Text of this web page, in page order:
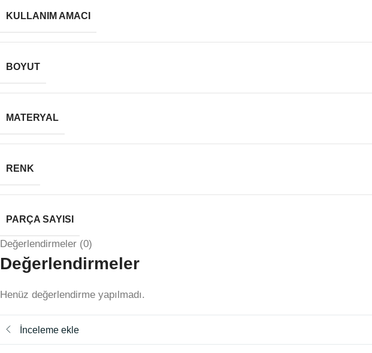
KULLANIM AMACI
BOYUT
MATERYAL
RENK
PARÇA SAYISI
Değerlendirmeler (0)
Değerlendirmeler
Henüz değerlendirme yapılmadı.
İnceleme ekle